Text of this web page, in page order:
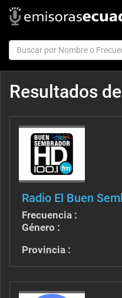
Resultados
Radio El Buen
Frecuencia :
Género :
Provincia :